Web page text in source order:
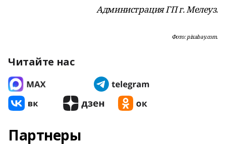
Администрация ГП г. Мелеуз.
Фото: pixabay.com.
Читайте нас
Партнеры